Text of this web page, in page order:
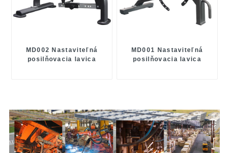
MD002 Nastaviteľná
posilňovacia lavica
MD001 Nastaviteľná
posilňovacia lavica